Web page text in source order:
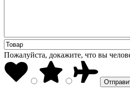
Пожалуйста, докажите, что вы